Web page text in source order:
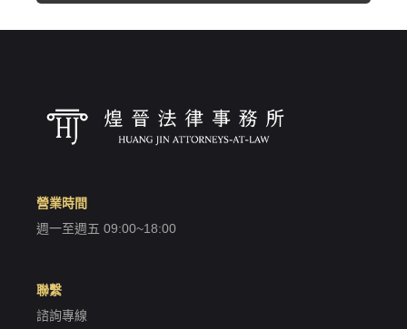
營業時間
週一至週五 09:00~18:00
聯繫
諮詢專線